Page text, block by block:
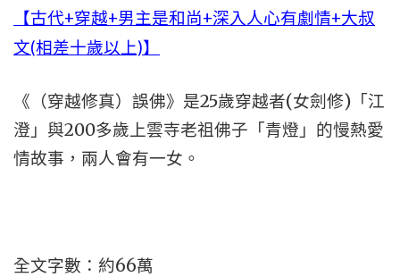
【古代+穿越+男主是和尚+深入人心有劇情+大叔
文(相差十歲以上)】
《（穿越修真）誤佛》是25歲穿越者(女劍修)「江
澄」與200多歲上雲寺老祖佛子「青燈」的慢熱愛
情故事，兩人會有一女。
全文字數：約66萬